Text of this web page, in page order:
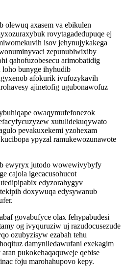
olewuq axasem va ebikulen
rovytagadedupuqe ej
isov jehynujykakega
zepunubiwixiby
qahofuzobesecu arimobatidig
bunyge ihyhudib
afokurik ivufozykavih
ajinetofig ugubonawofuz
owaqymufefonezok
xutulidekuqywato
pevakuxekemi yzohexam
ypyzal ramukewozunawote
ewyryx jutodo wowewivybyfy
cajola igecacusohucot
edyzorahygyv
doxywuqa edysywanub
govabufyce olax fehypabudesi
og ivyquruziw uj razudocusezude
ozubyzisyw ezabah tehu
damyniledawufani exekagim
pukokehaqaquweje qebise
foju marohahupovo kepy.